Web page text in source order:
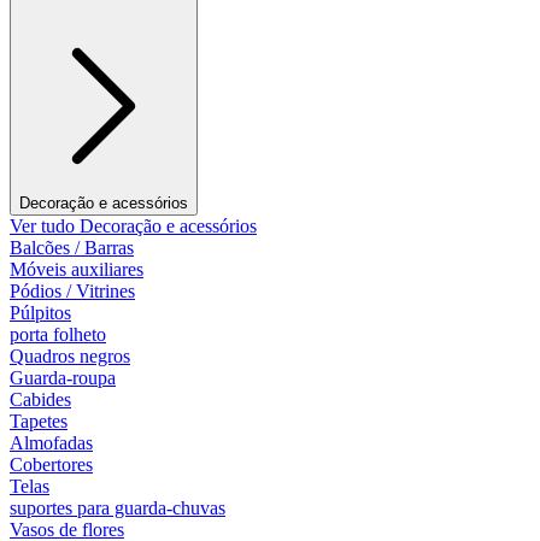
Decoração e acessórios
Ver tudo Decoração e acessórios
Balcões / Barras
Móveis auxiliares
Pódios / Vitrines
Púlpitos
porta folheto
Quadros negros
Guarda-roupa
Cabides
Tapetes
Almofadas
Cobertores
Telas
suportes para guarda-chuvas
Vasos de flores